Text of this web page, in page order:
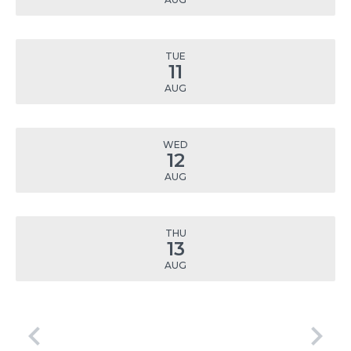
TUE
11
AUG
WED
12
AUG
THU
13
AUG
keyboard_arrow_left keyboard_arrow_right